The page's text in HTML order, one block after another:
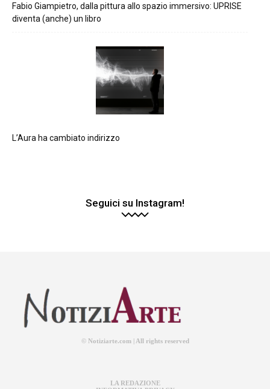
Fabio Giampietro, dalla pittura allo spazio immersivo: UPRISE
diventa (anche) un libro
L’Aura ha cambiato indirizzo
Seguici su Instagram!
© Notiziarte.com | All rights reserved
LA REDAZIONE